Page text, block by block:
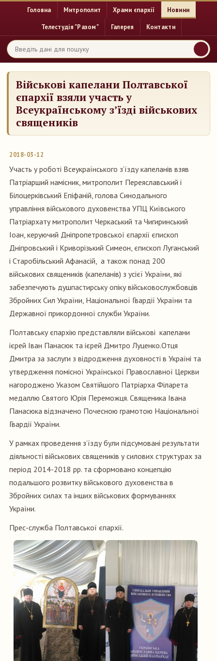
Головна Митрополит Храми єпархії Новини
Телестудія "Разом" Галерея Контакти
Військові капелани Полтавської
єпархії взяли участь у
Всеукраїнському з’їзді військових
священиків
2018-03-12
Участь у роботі Всеукраїнського з’їзду капеланів взяв
Патріарший намісник, митрополит Переяславський і
Білоцерківський Епіфаній, голова Синодального
управління військового духовенства УПЦ Київського
Патріархату митрополит Черкаський та Чигиринський
Іоан, керуючий Дніпропетровської єпархії єпископ
Дніпровський і Криворізький Симеон, єпископ Луганський
і Старобільський Афанасій, а також понад 200
військових священиків (капеланів) з усієї України, які
забезпечують душпастирську опіку військовослужбовців
Збройних Сил України, Національної Гвардії України та
Державної прикордонної служби України.
Полтавську єпархію представляли військові капелани
ієрей Іван Панасюк та ієрей Дмитро Луценко.Отця
Дмитра за заслуги з відродження духовності в Україні та
утвердження помісної Української Православної Церкви
нагороджено Указом Святійшого Патріарха Філарета
медаллю Святого Юрія Переможця. Священика Івана
Панасюка відзначено Почесною грамотою Національної
Гвардії України.
У рамках проведення з’їзду були підсумовані результати
діяльності військових священиків у силових структурах за
період 2014-2018 рр. та сформовано концепцію
подальшого розвитку військового духовенства в
Збройних силах та інших військових формуваннях
України.
Прес-служба Полтавської єпархії.